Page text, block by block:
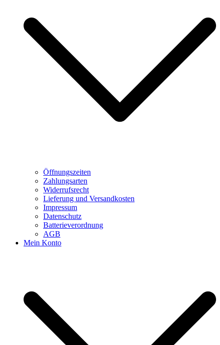
Öffnungszeiten
Zahlungsarten
Widerrufsrecht
Lieferung und Versandkosten
Impressum
Datenschutz
Batterieverordnung
AGB
Mein Konto